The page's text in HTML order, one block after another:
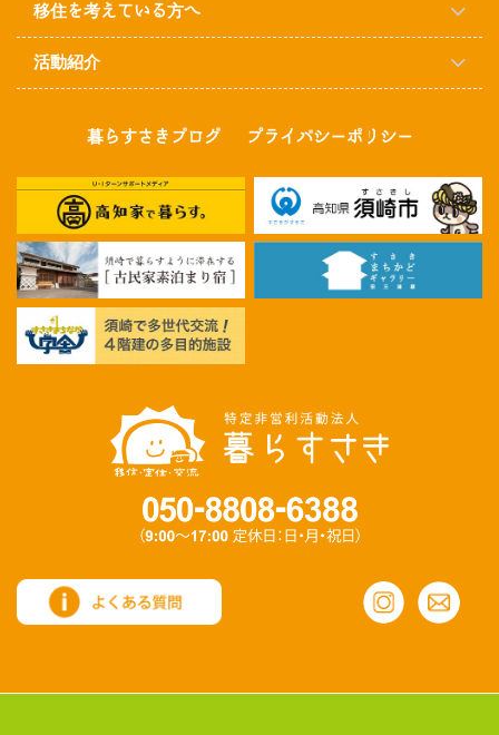
移住を考えている方へ
活動紹介
暮らすさきブログ プライバシーポリシー